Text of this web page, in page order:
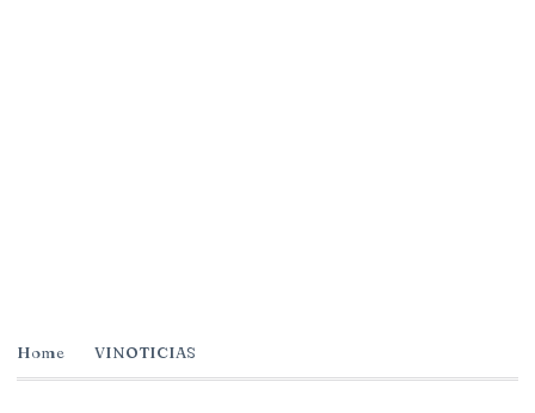
Home VINOTICIAS